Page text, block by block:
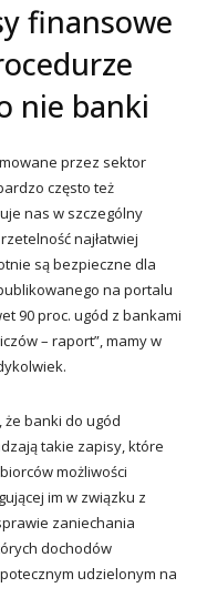
finansowe
nie banki
przez sektor
często też
nas w szczególny
najłatwiej
są bezpieczne dla
na portalu
90 proc. ugód z bankami
– raport”, mamy w
że banki do ugód
takie zapisy, które
możliwości
im w związku z
zaniechania
dochodów
udzielonym na